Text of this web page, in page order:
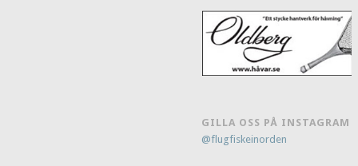
GILLA OSS PÅ INSTAGRAM
@flugfiskeinorden